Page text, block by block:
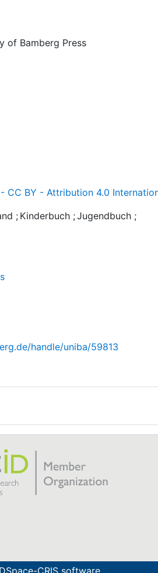
of Bamberg Press
CC BY - Attribution 4.0
; Kinderbuch ;Jugendbuch ;
handle/uniba/59813
DSpace-CRIS software